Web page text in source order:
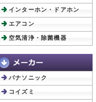
インターホン・ドアホン
エアコン
空気清浄・除菌機器
パナソニック
コイズミ